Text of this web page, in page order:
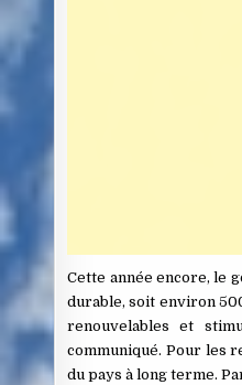
Cette année encore, le
durable, soit environ
renouvelables et
communiqué. Pour les
du pays à long terme.